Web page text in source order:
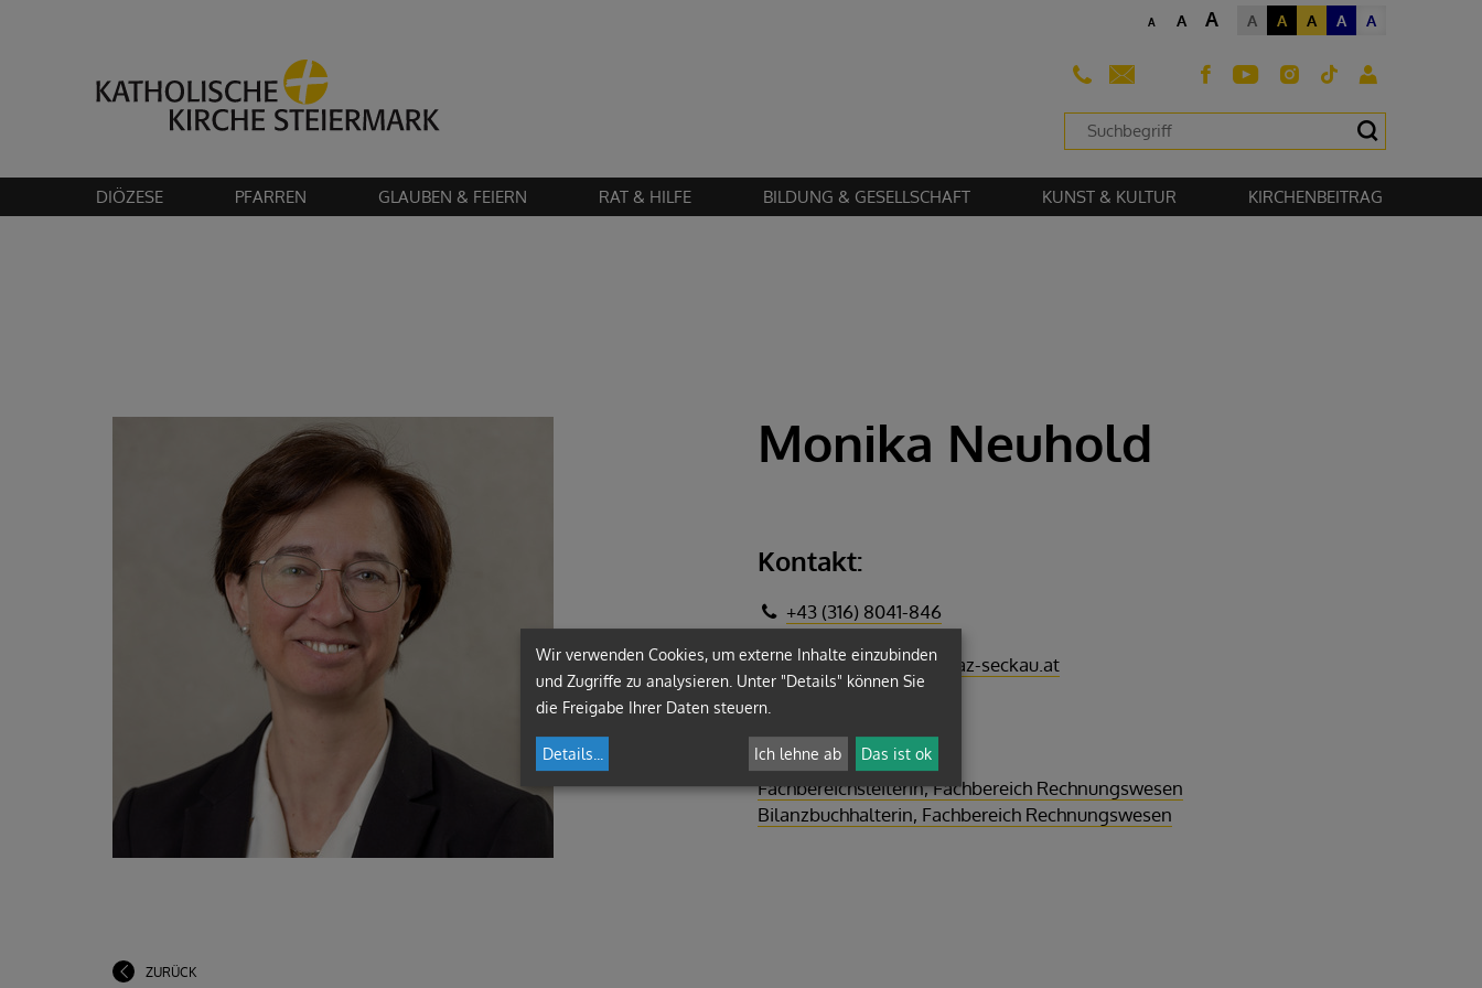
, um diesen Inhalt sehen zu können.
A A A A A A A A
DIÖZESE PFARREN GLAUBEN & FEIERN RAT & HILFE BILDUNG & GESELLSCHAFT KUNST & KULTUR KIRCHENBEITRAG
Monika Neuhold
Kontakt:
+43 (316) 8041-846
monika.neuhold@graz-seckau.at
Funktion/en:
Fachbereichsleiterin, Fachbereich Rechnungswesen
Bilanzbuchhalterin, Fachbereich Rechnungswesen
ZURÜCK
Wir verwenden Cookies, um externe Inhalte einzubinden
und Zugriffe zu analysieren. Unter "Details" können Sie
die Freigabe Ihrer Daten steuern.
Details Ich lehne ab Das ist ok